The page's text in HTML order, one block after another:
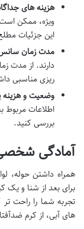
هزینه های
ویژه، ممکن است
این جزئیات
مدت زمان
دارند. از مدت
ریزی مناسبی
وضعیت و هزینه
اطلاعات مربوط
بررسی کنید.
آمادگی
همراه داشتن حوله،
برای بعد از شنا و یک
تجربه شما را راحت
های آبی، از کرم